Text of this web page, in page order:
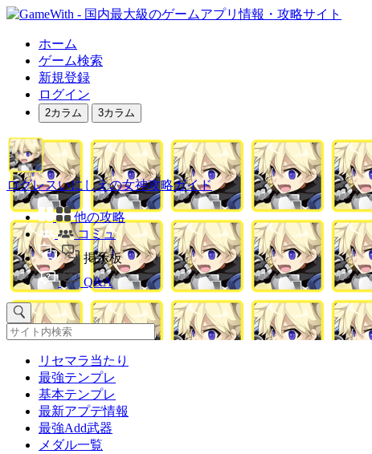
ホーム
ゲーム検索
新規登録
ログイン
2カラム 3カラム
ログレスいにしえの女神攻略ガイド
他の攻略
コミュ
掲示板
Q&A
リセマラ当たり
最強テンプレ
基本テンプレ
最新アプデ情報
最強Add武器
メダル一覧